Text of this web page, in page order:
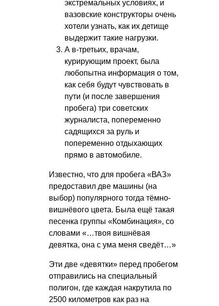
экстремальных условиях, и
вазовские конструкторы очень
хотели узнать, как их детище
выдержит такие нагрузки.
А в-третьих, врачам,
курирующим проект, была
любопытна информация о том,
как себя будут чувствовать в
пути (и после завершения
пробега) три советских
журналиста, попеременно
садящихся за руль и
попеременно отдыхающих
прямо в автомобиле.
Известно, что для пробега «ВАЗ»
предоставил две машины (на
выбор) популярного тогда тёмно-
вишнёвого цвета. Была ещё такая
песенка группы «Комбинация», со
словами «…твоя вишнёвая
девятка, она с ума меня сведёт…»
Эти две «девятки» перед пробегом
отправились на специальный
полигон, где каждая накрутила по
2500 километров как раз на